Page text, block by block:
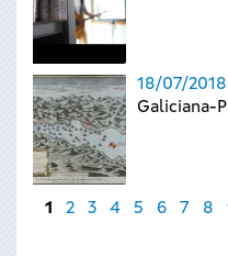
18/07/2018
Galiciana-
Páginas
1 2 3 4 5 6 7 8